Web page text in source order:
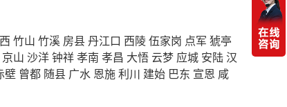
竹山 竹溪 房县丹江口 西陵伍家岗 点军 猇亭
京山 沙洋钟祥孝南 孝昌 大悟 云梦 应城 安陆汉
壁 曾都 随县 广水 恩施利川 建始 巴东 宣恩 咸